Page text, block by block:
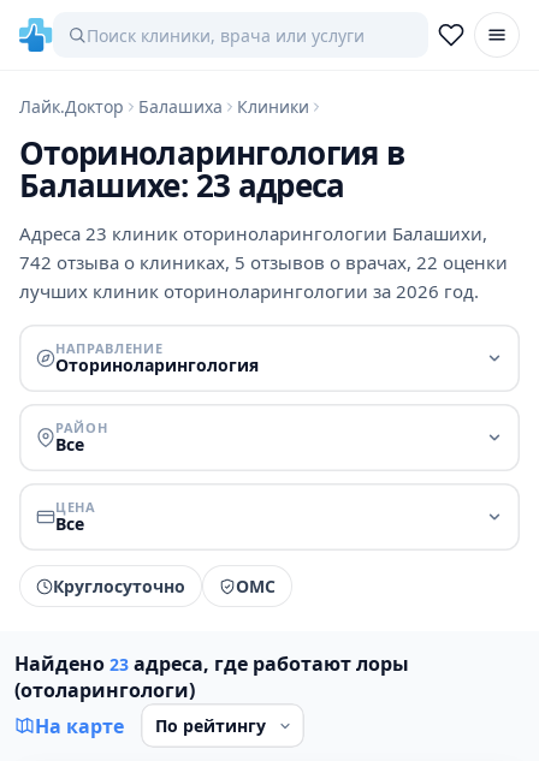
Лайк.Доктор Балашиха Клиники
Оториноларингология в
Балашихе: 23 адреса
Адреса 23 клиник оториноларингологии Балашихи,
742 отзыва о клиниках, 5 отзывов о врачах, 22 оценки
лучших клиник оториноларингологии за 2026 год.
НАПРАВЛЕНИЕ
Оториноларингология
РАЙОН
Все
ЦЕНА
Все
Круглосуточно ОМС
Найдено 23 адреса, где работают лоры
(отоларингологи)
На карте